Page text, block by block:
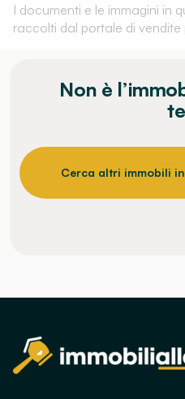
I documenti e le immagini in
raccolti dal portale di vendite
Non è
Cerca altri immobili